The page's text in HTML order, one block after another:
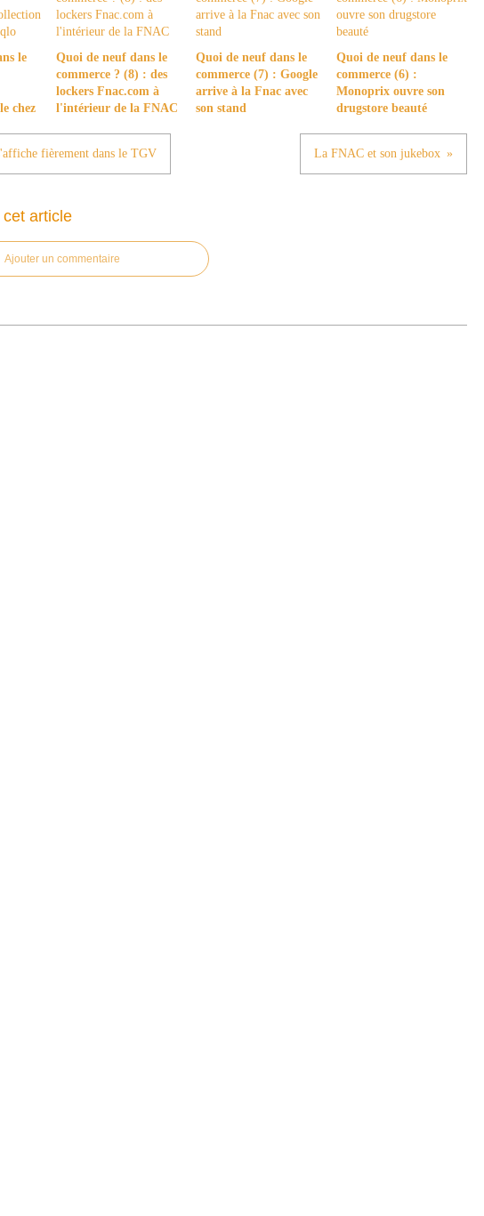
le
chez
Quoi de neuf dans le
commerce ? (8) : des
lockers Fnac.com à
l'intérieur de la FNAC
Quoi de neuf dans le
commerce (7) : Google
arrive à la Fnac avec
son stand
Quoi de neuf dans le
commerce (6) :
Monoprix ouvre son
drugstore beauté
fièrement dans le TGV La FNAC et son jukebox
article
Ajouter un commentaire